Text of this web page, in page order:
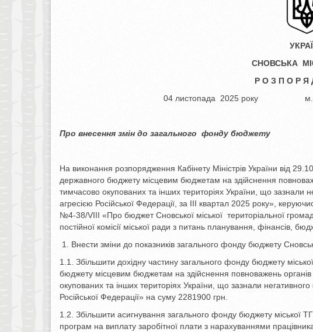
СНОВСЬКА
Р О З П О Р Я
04 листопада 2025
Про внесення змін до загального фонду бюджету
На виконання розпорядження Кабінету Міністрів України від
державного бюджету місцевим бюджетам на здійснення
тимчасово окупованих та інших територіях України, що зазнали
агресією Російської Федерації, за ІІI квартал 2025 року»,
№4-38/VIII «Про бюджет Сновської міської територіальної
постійної комісії міської ради з питань планування, фінансів,
Внести зміни до показників загального фонду бюджету
1.1. Збільшити дохідну частину загального фонду бюджету
бюджету місцевим бюджетам на здійснення повноважень
окупованих та інших територіях України, що зазнали
Російської Федерації» на суму 2281900 грн.
1.2. Збільшити асигнування загального фонду бюджету міської
програм на виплату заробітної плати з нарахуваннями